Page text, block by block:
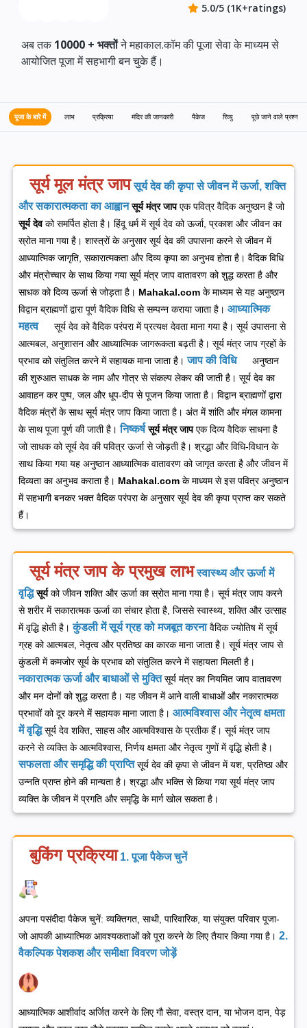
5.0/5 (1K+ratings)
अब तक 10000 + भक्तोंने महाकाल.कॉम की पूजा सेवा के माध्यम से
आयोजित पूजा में सहभागी बन चुके हैं।
पूजा के बारे में लाभ प्रक्रिया मंदिर की जानकारी पैकेज रिव्यु पूछे जाने वाले प्रश्न
सूर्य मूल मंत्र जाप सूर्य देव की कृपा से जीवन में ऊर्जा, शक्ति
और सकारात्मकता का आह्वान सूर्य मंत्र जापएक पवित्र वैदिक अनुष्ठान है जो
सूर्य देवको समर्पित होता है। हिंदू धर्म में सूर्य देव को ऊर्जा, प्रकाश और जीवन का
स्रोत माना गया है। शास्त्रों के अनुसार सूर्य देव की उपासना करने से जीवन में
आध्यात्मिक जागृति, सकारात्मकता और दिव्य कृपा का अनुभव होता है। वैदिक विधि
और मंत्रोच्चार के साथ किया गया सूर्य मंत्र जाप वातावरण को शुद्ध करता है और
साधक को दिव्य ऊर्जा से जोड़ता है। Mahakal.com के माध्यम से यह अनुष्ठान
विद्वान ब्राह्मणों द्वारा पूर्ण वैदिक विधि से सम्पन्न कराया जाता है। आध्यात्मिक
महत्व
सूर्य देव को वैदिक परंपरा में प्रत्यक्ष देवता माना गया है। सूर्य उपासना से
आत्मबल, अनुशासन और आध्यात्मिक जागरूकता बढ़ती है। सूर्य मंत्र जाप ग्रहों के
प्रभाव को संतुलित करने में सहायक माना जाता है। जाप की विधि
अनुष्ठान
की शुरुआत साधक के नाम और गोत्र से संकल्प लेकर की जाती है। सूर्य देव का
आवाहन कर पुष्प, जल और धूप-दीप से पूजन किया जाता है। विद्वान ब्राह्मणों द्वारा
वैदिक मंत्रों के साथ सूर्य मंत्र जाप किया जाता है। अंत में शांति और मंगल कामना
के साथ पूजा पूर्ण की जाती है। निष्कर्ष सूर्य मंत्र जापएक दिव्य वैदिक साधना है
जो साधक को सूर्य देव की पवित्र ऊर्जा से जोड़ती है। श्रद्धा और विधि-विधान के
साथ किया गया यह अनुष्ठान आध्यात्मिक वातावरण को जागृत करता है और जीवन में
दिव्यता का अनुभव कराता है। Mahakal.com के माध्यम से इस पवित्र अनुष्ठान
में सहभागी बनकर भक्त वैदिक परंपरा के अनुसार सूर्य देव की कृपा प्राप्त कर सकते
हैं।
सूर्य मंत्र जाप के प्रमुख लाभ स्वास्थ्य और ऊर्जा में
वृद्धि सूर्यको जीवन शक्ति और ऊर्जा का स्रोत माना गया है। सूर्य मंत्र जाप करने
से शरीर में सकारात्मक ऊर्जा का संचार होता है, जिससे स्वास्थ्य, शक्ति और उत्साह
में वृद्धि होती है। कुंडली में सूर्य ग्रह को मजबूत करना वैदिक ज्योतिष में सूर्य
ग्रह को आत्मबल, नेतृत्व और प्रतिष्ठा का कारक माना जाता है। सूर्य मंत्र जाप से
कुंडली में कमजोर सूर्य के प्रभाव को संतुलित करने में सहायता मिलती है।
नकारात्मक ऊर्जा और बाधाओं से मुक्ति सूर्य मंत्र का नियमित जाप वातावरण
और मन दोनों को शुद्ध करता है। यह जीवन में आने वाली बाधाओं और नकारात्मक
प्रभावों को दूर करने में सहायक माना जाता है। आत्मविश्वास और नेतृत्व क्षमता
में वृद्धि सूर्य देव शक्ति, साहस और आत्मविश्वास के प्रतीक हैं। सूर्य मंत्र जाप
करने से व्यक्ति के आत्मविश्वास, निर्णय क्षमता और नेतृत्व गुणों में वृद्धि होती है।
सफलता और समृद्धि की प्राप्ति सूर्य देव की कृपा से जीवन में यश, प्रतिष्ठा और
उन्नति प्राप्त होने की मान्यता है। श्रद्धा और भक्ति से किया गया सूर्य मंत्र जाप
व्यक्ति के जीवन में प्रगति और समृद्धि के मार्ग खोल सकता है।
बुकिंग प्रक्रिया 1. पूजा पैकेज चुनें
अपना पसंदीदा पैकेज चुनें: व्यक्तिगत, साथी, पारिवारिक, या संयुक्त परिवार पूजा-
जो आपकी आध्यात्मिक आवश्यकताओं को पूरा करने के लिए तैयार किया गया है। 2.
वैकल्पिक पेशकश और समीक्षा विवरण जोड़ें
आध्यात्मिक आशीर्वाद अर्जित करने के लिए गौ सेवा, वस्त्र दान, या भोजन दान, पेड़